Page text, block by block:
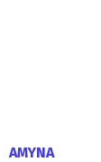
ΑΜΥΝΑ